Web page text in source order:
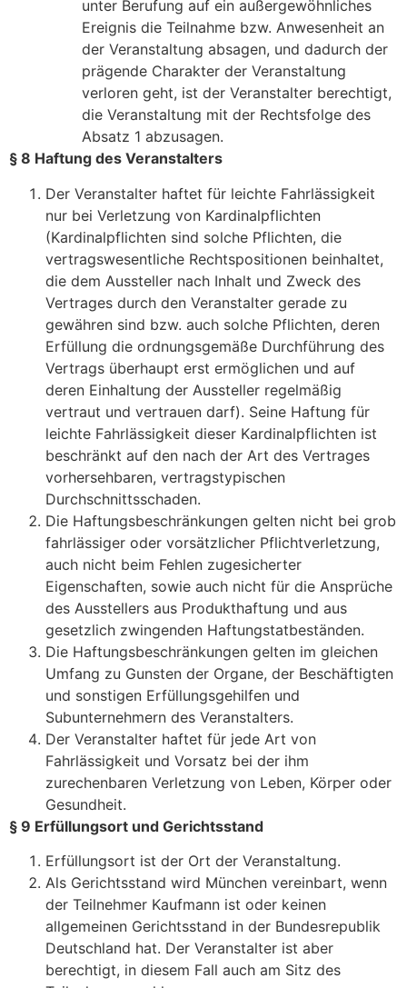
unter Berufung auf ein außergewöhnliches
Ereignis die Teilnahme bzw. Anwesenheit an
der Veranstaltung absagen, und dadurch der
prägende Charakter der Veranstaltung
verloren geht, ist der Veranstalter berechtigt,
die Veranstaltung mit der Rechtsfolge des
Absatz 1 abzusagen.
§ 8 Haftung des Veranstalters
Der Veranstalter haftet für leichte Fahrlässigkeit
nur bei Verletzung von Kardinalpflichten
(Kardinalpflichten sind solche Pflichten, die
vertragswesentliche Rechtspositionen beinhaltet,
die dem Aussteller nach Inhalt und Zweck des
Vertrages durch den Veranstalter gerade zu
gewähren sind bzw. auch solche Pflichten, deren
Erfüllung die ordnungsgemäße Durchführung des
Vertrags überhaupt erst ermöglichen und auf
deren Einhaltung der Aussteller regelmäßig
vertraut und vertrauen darf). Seine Haftung für
leichte Fahrlässigkeit dieser Kardinalpflichten ist
beschränkt auf den nach der Art des Vertrages
vorhersehbaren, vertragstypischen
Durchschnittsschaden.
Die Haftungsbeschränkungen gelten nicht bei grob
fahrlässiger oder vorsätzlicher Pflichtverletzung,
auch nicht beim Fehlen zugesicherter
Eigenschaften, sowie auch nicht für die Ansprüche
des Ausstellers aus Produkthaftung und aus
gesetzlich zwingenden Haftungstatbeständen.
Die Haftungsbeschränkungen gelten im gleichen
Umfang zu Gunsten der Organe, der Beschäftigten
und sonstigen Erfüllungsgehilfen und
Subunternehmern des Veranstalters.
Der Veranstalter haftet für jede Art von
Fahrlässigkeit und Vorsatz bei der ihm
zurechenbaren Verletzung von Leben, Körper oder
Gesundheit.
§ 9 Erfüllungsort und Gerichtsstand
Erfüllungsort ist der Ort der Veranstaltung.
Als Gerichtsstand wird München vereinbart, wenn
der Teilnehmer Kaufmann ist oder keinen
allgemeinen Gerichtsstand in der Bundesrepublik
Deutschland hat. Der Veranstalter ist aber
berechtigt, in diesem Fall auch am Sitz des